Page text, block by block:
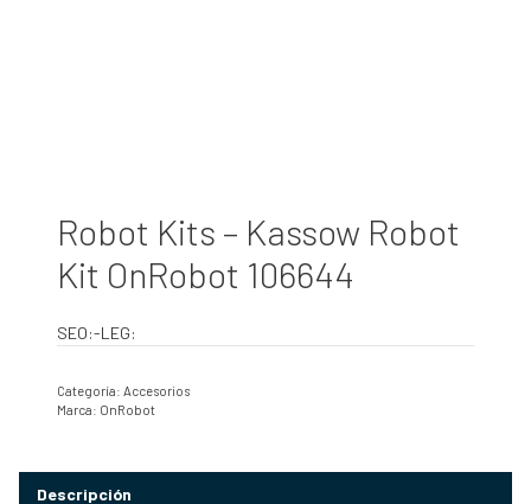
Robot Kits – Kassow Robot
Kit OnRobot 106644
SEO:-LEG:
Categoría: Accesorios
Marca: OnRobot
Descripción